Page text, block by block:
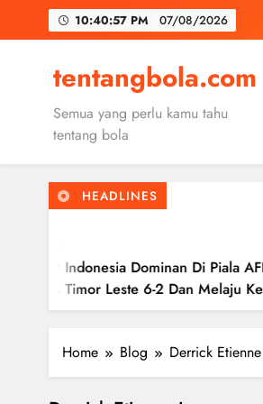
10:40:58 PM 07/08/2026
tentangbola.com
Semua yang perlu kamu tahu
tentang bola
HEADLINES
Indonesia Dominan Di Piala AFF U-19
Timor Leste 6-2 Dan Melaju Ke
Home Blog Derrick Etienne